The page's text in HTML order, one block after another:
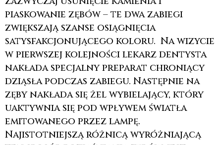
piaskowanie zębów – te dwa zabiegi
zwiększają szanse osiągnięcia
satysfakcjonującego koloru. Na wizycie
w pierwszej kolejności lekarz dentysta
nakłada specjalny preparat chroniący
dziąsła podczas zabiegu. Następnie na
zęby nakłada się żel wybielający, który
uaktywnia się pod wpływem światła
emitowanego przez lampę.
Najistotniejszą różnicą wyróżniającą